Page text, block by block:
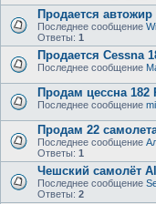
Продается
Последнее сообщение
Ответы: 1
Продается Cessna
Последнее сообщение
Продам цессна 182
Последнее сообщение
Продам 22
Последнее сообщение
Ответы: 1
Чешский самолёт
Последнее сообщение
Ответы: 2